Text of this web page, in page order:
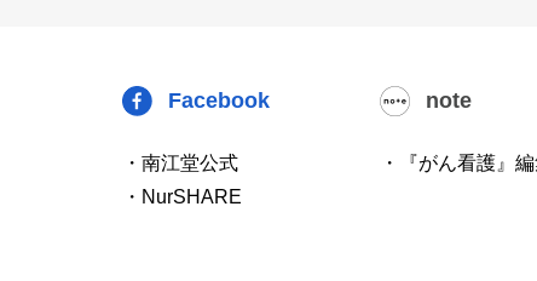
Facebook
・南江堂公式
・NurSHARE
note
・『がん看護』